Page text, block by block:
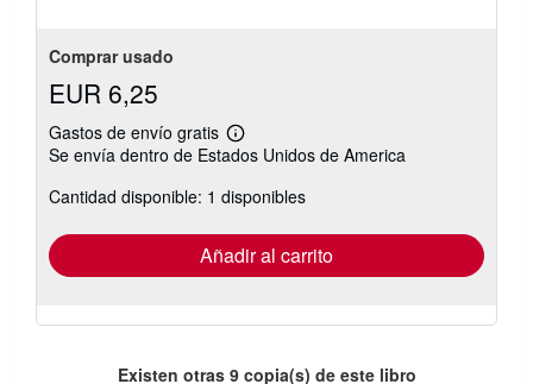
Comprar usado
EUR 6,25
Gastos de envío gratis
Más
información
las
tarifas
envío
Se envía dentro de Estados Unidos de America
Cantidad disponible: 1 disponibles
Añadir al carrito
Existen otras 9copia(s) de este libro